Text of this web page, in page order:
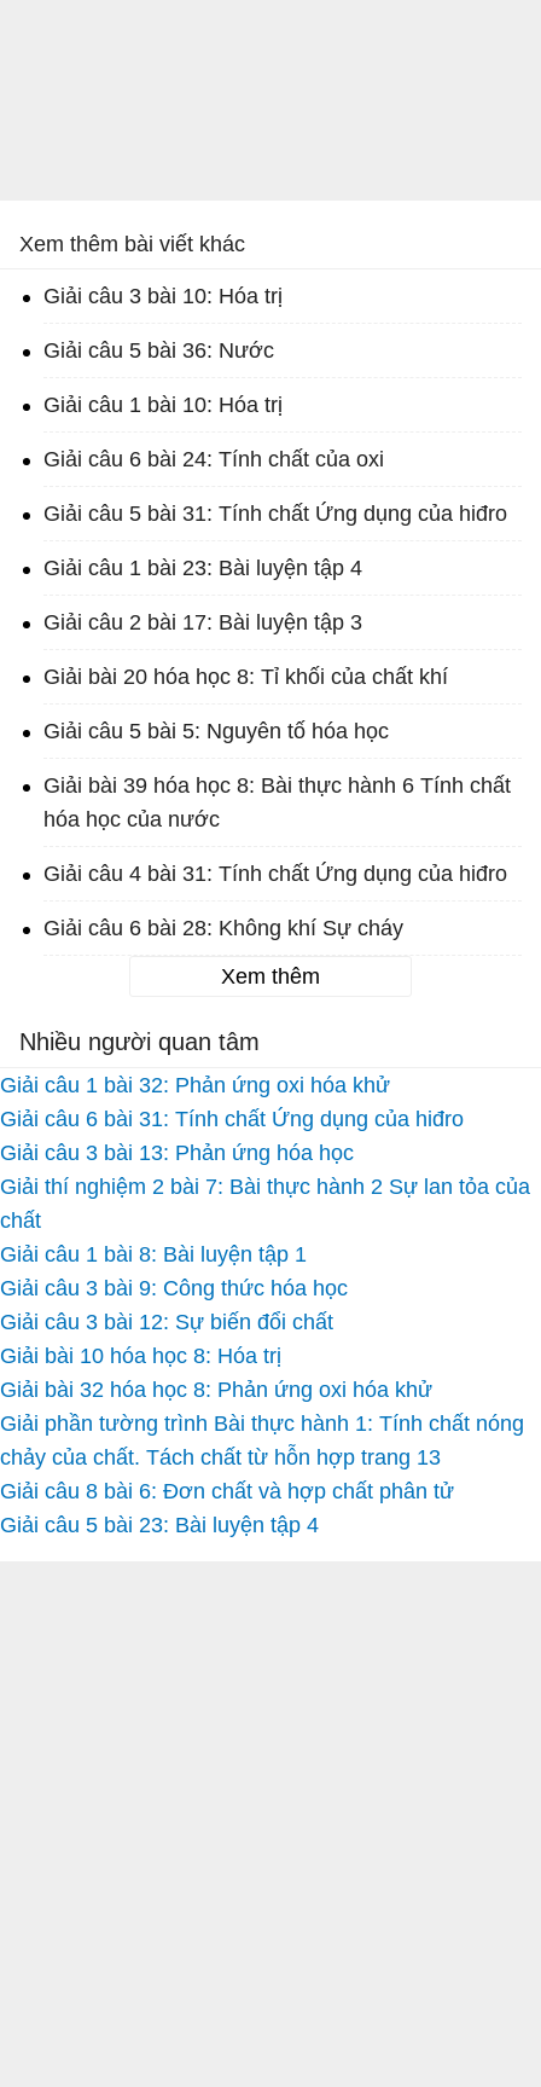
Xem thêm bài viết khác
Giải câu 3 bài 10: Hóa trị
Giải câu 5 bài 36: Nước
Giải câu 1 bài 10: Hóa trị
Giải câu 6 bài 24: Tính chất của oxi
Giải câu 5 bài 31: Tính chất Ứng dụng của hiđro
Giải câu 1 bài 23: Bài luyện tập 4
Giải câu 2 bài 17: Bài luyện tập 3
Giải bài 20 hóa học 8: Tỉ khối của chất khí
Giải câu 5 bài 5: Nguyên tố hóa học
Giải bài 39 hóa học 8: Bài thực hành 6 Tính chất
hóa học của nước
Giải câu 4 bài 31: Tính chất Ứng dụng của hiđro
Giải câu 6 bài 28: Không khí Sự cháy
Xem thêm
Nhiều người quan tâm
Giải câu 1 bài 32: Phản ứng oxi hóa khử
Giải câu 6 bài 31: Tính chất Ứng dụng của hiđro
Giải câu 3 bài 13: Phản ứng hóa học
Giải thí nghiệm 2 bài 7: Bài thực hành 2 Sự lan tỏa của
chất
Giải câu 1 bài 8: Bài luyện tập 1
Giải câu 3 bài 9: Công thức hóa học
Giải câu 3 bài 12: Sự biến đổi chất
Giải bài 10 hóa học 8: Hóa trị
Giải bài 32 hóa học 8: Phản ứng oxi hóa khử
Giải phần tường trình Bài thực hành 1: Tính chất nóng
chảy của chất. Tách chất từ hỗn hợp trang 13
Giải câu 8 bài 6: Đơn chất và hợp chất phân tử
Giải câu 5 bài 23: Bài luyện tập 4